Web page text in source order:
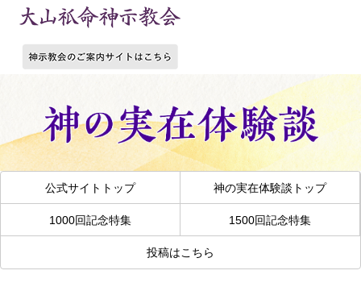
公式サイトトップ 神の実在体験談トップ
1000回記念特集 1500回記念特集
投稿はこちら